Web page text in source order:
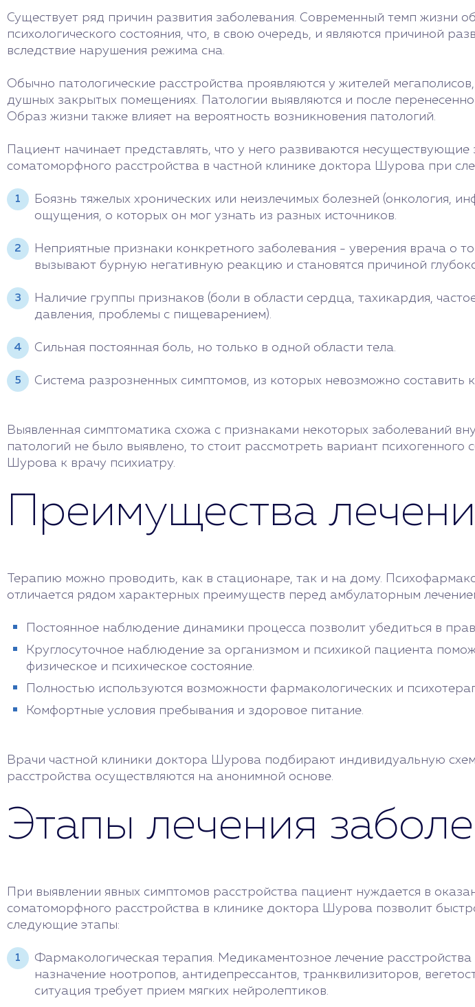
Существует ряд причин развития заболевания. Современный темп жизни
психологического состояния, что, в свою очередь, и являются причиной
вследствие нарушения режима сна.
Обычно патологические расстройства проявляются у жителей
душных закрытых помещениях. Патологии выявляются и после
Образ жизни также влияет на вероятность возникновения патологий.
Пациент начинает представлять, что у него развиваются
соматоморфного расстройства в частной клинике доктора Шурова при
Боязнь тяжелых хронических или неизлечимых болезней (онкология,
ощущения, о которых он мог узнать из разных источников.
Неприятные признаки конкретного заболевания - уверения врача о
вызывают бурную негативную реакцию и становятся причиной
Наличие группы признаков (боли в области сердца, тахикардия,
давления, проблемы с пищеварением).
Сильная постоянная боль, но только в одной области тела.
Система разрозненных симптомов, из которых невозможно составить
Выявленная симптоматика схожа с признаками некоторых заболеваний
патологий не было выявлено, то стоит рассмотреть вариант
Шурова к врачу психиатру.
Преимущества
Терапию можно проводить, как в стационаре, так и на дому.
отличается рядом характерных преимуществ перед амбулаторным
Постоянное наблюдение динамики процесса позволит убедиться в
Круглосуточное наблюдение за организмом и психикой пациента
физическое и психическое состояние.
Полностью используются возможности фармакологических и
Комфортные условия пребывания и здоровое питание.
Врачи частной клиники доктора Шурова подбирают индивидуальную
расстройства осуществляются на анонимной основе.
Этапы лечения
При выявлении явных симптомов расстройства пациент нуждается в
соматоморфного расстройства в клинике доктора Шурова позволит
следующие этапы:
Фармакологическая терапия. Медикаментозное лечение
назначение ноотропов, антидепрессантов, транквилизиторов,
ситуация требует прием мягких нейролептиков.